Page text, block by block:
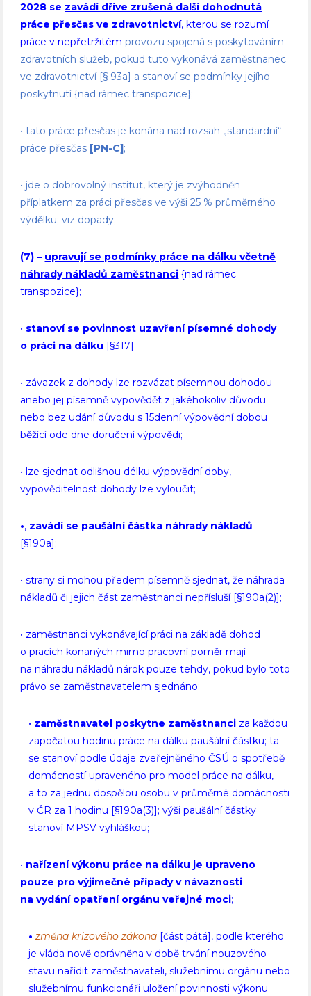
2028 se zavádí dříve zrušená další dohodnutá
práce přesčas ve zdravotnictví, kterou se rozumí
práce v nepřetržitémprovozu spojená s poskytováním
zdravotních služeb, pokud tuto vykonává zaměstnanec
ve zdravotnictví [§ 93a] a stanoví se podmínky jejího
poskytnutí {nad rámec transpozice};
• tato práce přesčas je konána nad rozsah „standardní“
práce přesčas [PN-C];
• jde o dobrovolný institut, který je zvýhodněn
příplatkem za práci přesčas ve výši 25 % průměrného
výdělku; viz dopady;
(7) – upravují se podmínky práce na dálku včetně
náhrady nákladů zaměstnanci {nad rámec
transpozice};
• stanoví se povinnost uzavření písemné dohody
o práci na dálku [§317]
• závazek z dohody lze rozvázat písemnou dohodou
anebo jej písemně vypovědět z jakéhokoliv důvodu
nebo bez udání důvodu s 15denní výpovědní dobou
běžící ode dne doručení výpovědi;
• lze sjednat odlišnou délku výpovědní doby,
vypověditelnost dohody lze vyloučit;
•, zavádí se paušální částka náhrady nákladů
[§190a];
• strany si mohou předem písemně sjednat, že náhrada
nákladů či jejich část zaměstnanci nepřísluší [§190a(2)];
• zaměstnanci vykonávající práci na základě dohod
o pracích konaných mimo pracovní poměr mají
na náhradu nákladů nárok pouze tehdy, pokud bylo toto
právo se zaměstnavatelem sjednáno;
• zaměstnavatel poskytne zaměstnanciza každou
započatou hodinu práce na dálku paušální částku; ta
se stanoví podle údaje zveřejněného ČSÚ o spotřebě
domácností upraveného pro model práce na dálku,
a to za jednu dospělou osobu v průměrné domácnosti
v ČR za 1 hodinu [§190a(3)]; výši paušální částky
stanoví MPSV vyhláškou;
• nařízení výkonu práce na dálku je upraveno
pouze pro výjimečné případy v návaznosti
na vydání opatření orgánu veřejné moci;
• změna krizového zákona [část pátá], podle kterého
je vláda nově oprávněna v době trvání nouzového
stavu nařídit zaměstnavateli, služebnímu orgánu nebo
služebnímu funkcionáři uložení povinnosti výkonu